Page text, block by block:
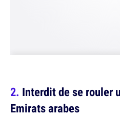
Interdit de se rouler
Emirats arabes